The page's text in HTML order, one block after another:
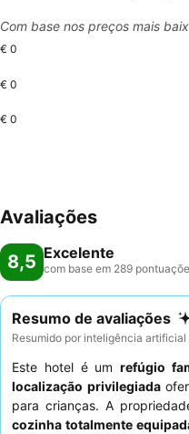
Com base nos preços mais
€ 0
€ 0
€ 0
Avaliações
8,5 Excelente
com base em 289
Resumo de avaliações
Resumido por inteligência
Este hotel é um refúgio
localização privilegiada
para crianças. A
cozinha totalmente